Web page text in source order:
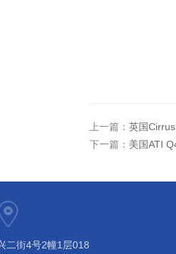
上一篇： 英国
下一篇： 美国ATI
二街4号2幢1层018